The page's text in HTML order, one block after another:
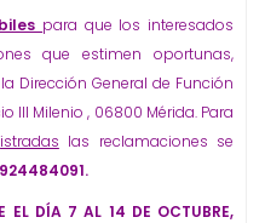
para que los interesados
que estimen oportunas,
Dirección General de Función
III Milenio , 06800 Mérida. Para
las reclamaciones se
924484091.
EL DÍA 7 AL 14 DE OCTUBRE,